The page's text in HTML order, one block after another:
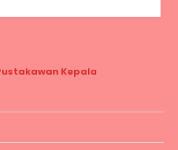
Kepala